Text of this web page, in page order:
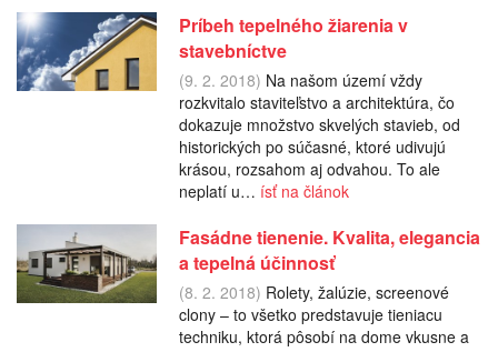
Príbeh tepelného žiarenia v
stavebníctve
(9. 2. 2018) Na našom území vždy
rozkvitalo staviteľstvo a architektúra, čo
dokazuje množstvo skvelých stavieb, od
historických po súčasné, ktoré udivujú
krásou, rozsahom aj odvahou. To ale
neplatí u… ísť na článok
Fasádne tienenie. Kvalita, elegancia
a tepelná účinnosť
(8. 2. 2018) Rolety, žalúzie, screenové
clony – to všetko predstavuje tieniacu
techniku, ktorá pôsobí na dome vkusne a